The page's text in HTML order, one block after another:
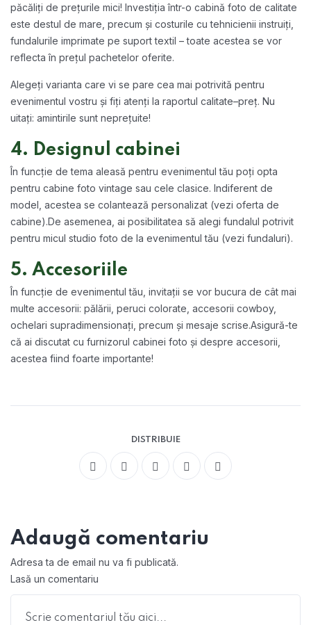
păcăliți de prețurile mici! Investiția într-o cabină foto de calitate
este destul de mare, precum și costurile cu tehnicienii instruiți,
fundalurile imprimate pe suport textil – toate acestea se vor
reflecta în prețul pachetelor oferite.
Alegeți varianta care vi se pare cea mai potrivită pentru
evenimentul vostru și fiți atenți la raportul calitate–preț. Nu
uitați: amintirile sunt neprețuite!
4. Designul cabinei
În funcție de tema aleasă pentru evenimentul tău poți opta
pentru cabine foto vintage sau cele clasice. Indiferent de
model, acestea se colantează personalizat (vezi oferta de
cabine).De asemenea, ai posibilitatea să alegi fundalul potrivit
pentru micul studio foto de la evenimentul tău (vezi fundaluri).
5. Accesoriile
În funcție de evenimentul tău, invitații se vor bucura de cât mai
multe accesorii: pălării, peruci colorate, accesorii cowboy,
ochelari supradimensionați, precum și mesaje scrise.Asigură-te
că ai discutat cu furnizorul cabinei foto și despre accesorii,
acestea fiind foarte importante!
DISTRIBUIE
Adaugă comentariu
Adresa ta de email nu va fi publicată.
Lasă un comentariu